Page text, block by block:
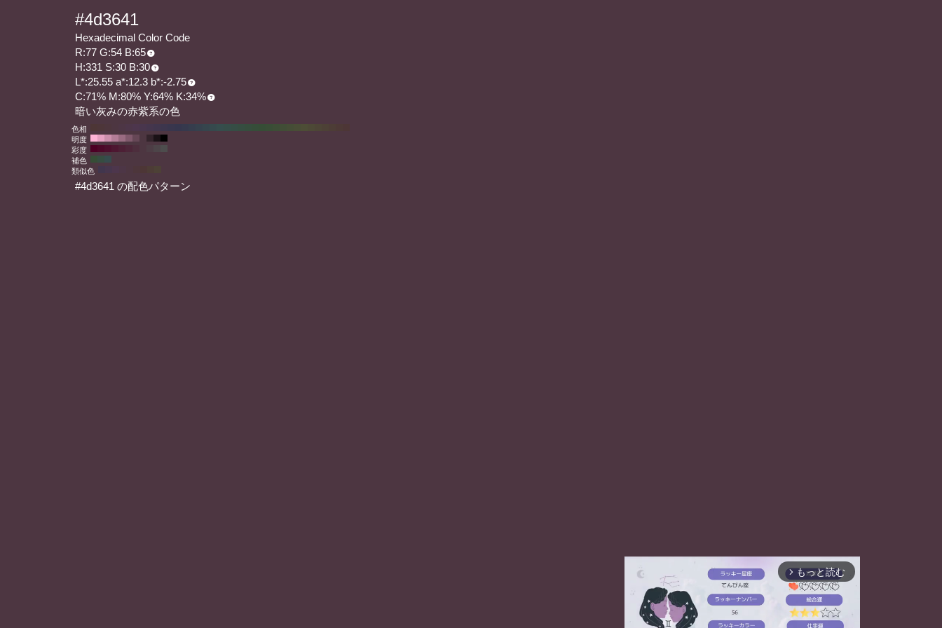
#4d3641
Hexadecimal Color Code
R:77 G:54 B:65
H:331 S:30 B:30
L*:25.55 a*:12.3 b*:-2.75
C:71% M:80% Y:64% K:34%
暗い灰みの赤紫系の色
色相
明度
彩度
補色
類似色
#4d3641 の配色パターン
arrow_forward_ios もっと読む